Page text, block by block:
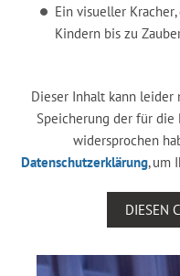
Ein visueller
Kindern bis zu
Dieser Inhalt kann leider
Speicherung der für
widersprochen
Datenschutzerklärung, um
DIESEN